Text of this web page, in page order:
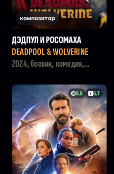
композитор
ДЭДПУЛ И РОСОМАХА
DEADPOOL & WOLVERINE
2024, боевик, комедия,
6.6 6.7